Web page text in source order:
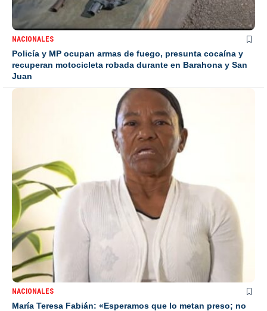
NACIONALES
Policía y MP ocupan armas de fuego, presunta cocaína y
recuperan motocicleta robada durante en Barahona y San
Juan
NACIONALES
María Teresa Fabián: «Esperamos que lo metan preso; no